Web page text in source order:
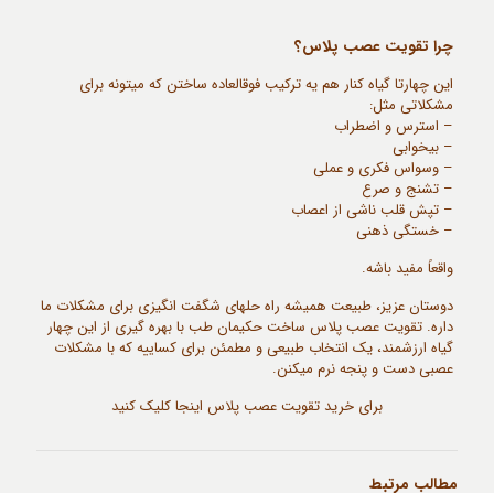
چرا تقویت عصب پلاس؟
این چهارتا گیاه کنار هم یه ترکیب فوقالعاده ساختن که میتونه برای
مشکلاتی مثل:
– استرس و اضطراب
– بیخوابی
– وسواس فکری و عملی
– تشنج و صرع
– تپش قلب ناشی از اعصاب
– خستگی ذهنی
واقعاً مفید باشه.
دوستان عزیز، طبیعت همیشه راه حلهای شگفت انگیزی برای مشکلات ما
داره. تقویت عصب پلاس ساخت حکیمان طب با بهره گیری از این چهار
گیاه ارزشمند، یک انتخاب طبیعی و مطمئن برای کساییه که با مشکلات
عصبی دست و پنجه نرم میکنن.
برای خرید تقویت عصب پلاس اینجاکلیک کنید
مطالب مرتبط